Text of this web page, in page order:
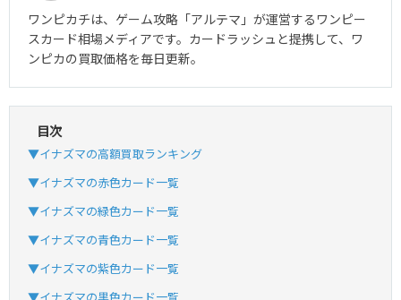
ワンピカチは、ゲーム攻略「アルテマ」が運営するワンピー
スカード相場メディアです。カードラッシュと提携して、ワ
ンピカの買取価格を毎日更新。
目次
▼イナズマの高額買取ランキング
▼イナズマの赤色カード一覧
▼イナズマの緑色カード一覧
▼イナズマの青色カード一覧
▼イナズマの紫色カード一覧